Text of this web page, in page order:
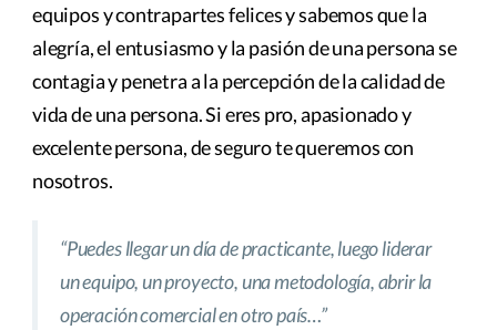
equipos y contrapartes felices y sabemos que la
alegría, el entusiasmo y la pasión de una persona se
contagia y penetra a la percepción de la calidad de
vida de una persona. Si eres pro, apasionado y
excelente persona, de seguro te queremos con
nosotros.
“Puedes llegar un día de practicante, luego liderar
un equipo, un proyecto, una metodología, abrir la
operación comercial en otro país…”